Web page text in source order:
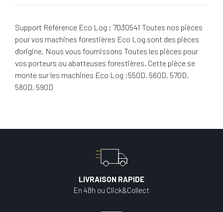
Support Référence Eco Log : 7030541 Toutes nos pièces
pour vos machines forestières Eco Log sont des pièces
d'origine. Nous vous fournissons Toutes les pièces pour
vos porteurs ou abatteuses forestières. Cette pièce se
monte sur les machines Eco Log :550D, 560D, 570D,
580D, 590D
LIVRAISON RAPIDE
En 48h ou Click&Collect